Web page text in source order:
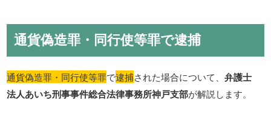
通貨偽造罪・同行使等罪で逮捕
通貨偽造罪・同行使等罪で逮捕された場合について、弁護士
法人あいち刑事事件総合法律事務所神戸支部が解説します。